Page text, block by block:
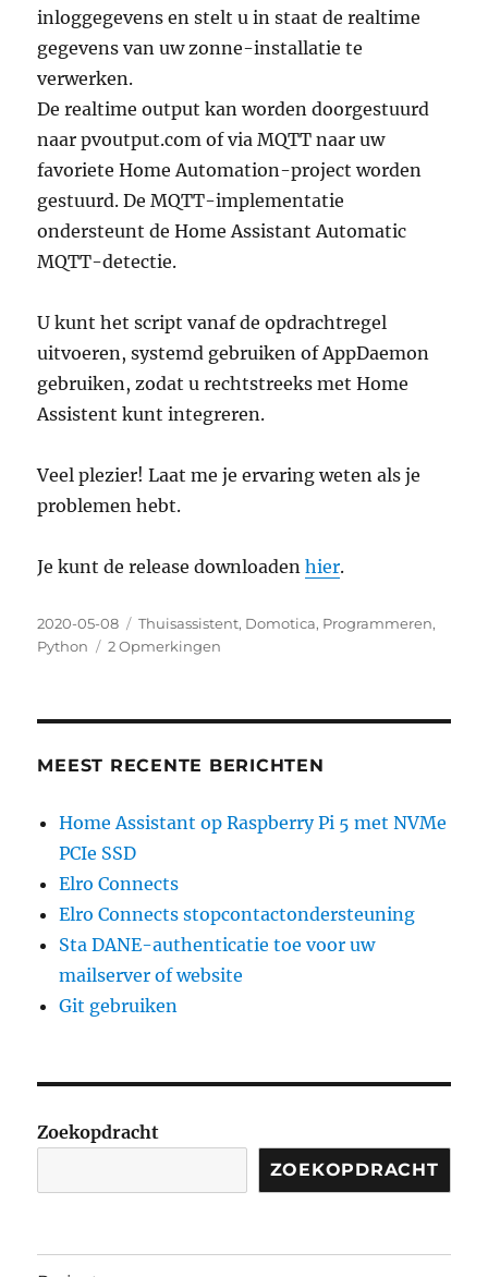
inloggegevens en stelt u in staat de realtime
gegevens van uw zonne-installatie te
verwerken.
De realtime output kan worden doorgestuurd
naar pvoutput.com of via MQTT naar uw
favoriete Home Automation-project worden
gestuurd. De MQTT-implementatie
ondersteunt de Home Assistant Automatic
MQTT-detectie.
U kunt het script vanaf de opdrachtregel
uitvoeren, systemd gebruiken of AppDaemon
gebruiken, zodat u rechtstreeks met Home
Assistent kunt integreren.
Veel plezier! Laat me je ervaring weten als je
problemen hebt.
Je kunt de release downloadenhier.
Geplaatst
op
2020-05-08 Categorieën
Thuisassistent, Domotica, Programmeren,
Python
2 Opmerkingen
the
logger
MEEST RECENTE BERICHTEN
Home Assistant op Raspberry Pi 5 met NVMe
PCIe SSD
Elro Connects
Elro Connects stopcontactondersteuning
Sta DANE-authenticatie toe voor uw
mailserver of website
Git gebruiken
Zoekopdracht
ZOEKOPDRACHT